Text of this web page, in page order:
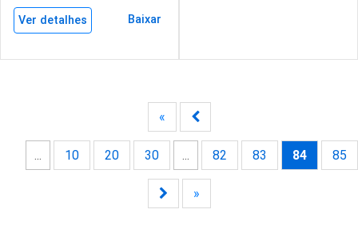
Ver detalhes Baixar
«
... 10 20 30 ... 82 83 84 85
»